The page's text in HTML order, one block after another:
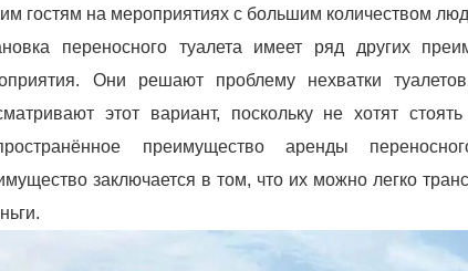
гостям на мероприятиях с большим количеством
переносного туалета имеет ряд других
Они решают проблему нехватки
этот вариант, поскольку не хотят
преимущество аренды
заключается в том, что их можно легко